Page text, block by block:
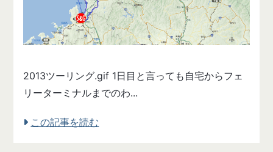
2013ツーリング.gif 1日目と言っても自宅からフェ
リーターミナルまでのわ...
この記事を読む